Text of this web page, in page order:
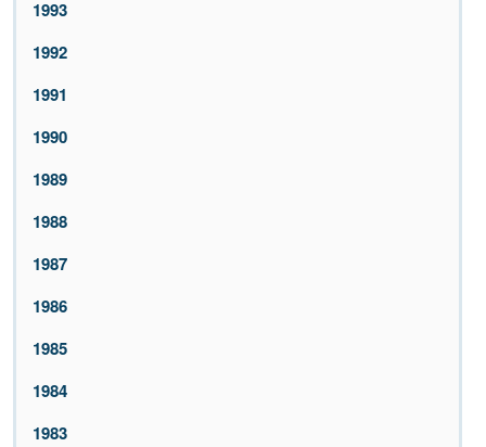
1993
1992
1991
1990
1989
1988
1987
1986
1985
1984
1983